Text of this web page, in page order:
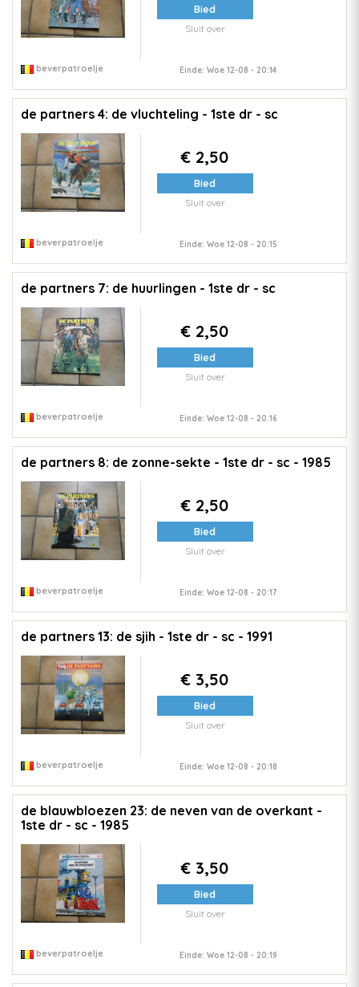
Bied
Sluit over
beverpatroelje Einde: Woe 12-08 - 20:14
de partners 4: de vluchteling - 1ste dr - sc
€ 2,50
Bied
Sluit over
beverpatroelje Einde: Woe 12-08 - 20:15
de partners 7: de huurlingen - 1ste dr - sc
€ 2,50
Bied
Sluit over
beverpatroelje Einde: Woe 12-08 - 20:16
de partners 8: de zonne-sekte - 1ste dr - sc - 1985
€ 2,50
Bied
Sluit over
beverpatroelje Einde: Woe 12-08 - 20:17
de partners 13: de sjih - 1ste dr - sc - 1991
€ 3,50
Bied
Sluit over
beverpatroelje Einde: Woe 12-08 - 20:18
de blauwbloezen 23: de neven van de overkant -
1ste dr - sc - 1985
€ 3,50
Bied
Sluit over
beverpatroelje Einde: Woe 12-08 - 20:19